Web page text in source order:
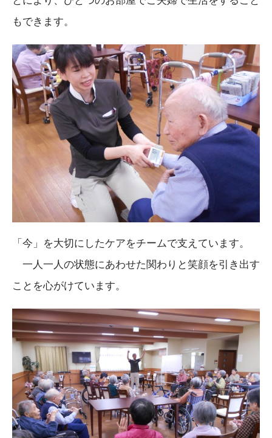
もできます。
「今」を大切にしたケアをチームで支えています。
一人一人の状態にあわせた関わりと笑顔を引き出す
ことを心がけています。